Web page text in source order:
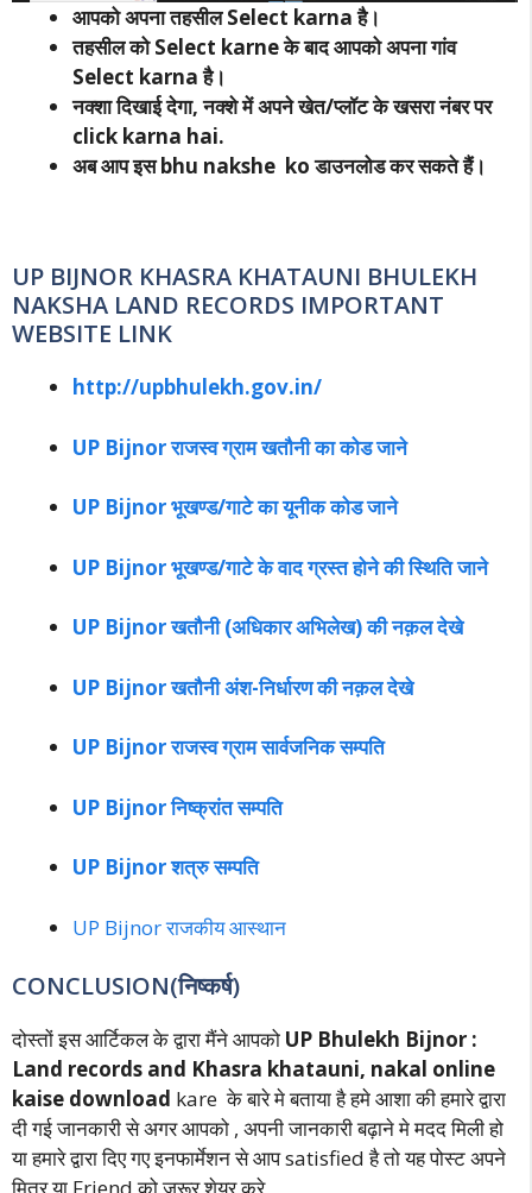
आपको अपना तहसील Select karna है।
तहसील को Select karne के बाद आपको अपना गांव
Select karna है।
नक्शा दिखाई देगा, नक्शे में अपने खेत/प्लॉट के खसरा नंबर पर
click karna hai.
अब आप इस bhu nakshe ko डाउनलोड कर सकते हैं।
UP BIJNOR KHASRA KHATAUNI BHULEKH
NAKSHA LAND RECORDS IMPORTANT
WEBSITE LINK
http://upbhulekh.gov.in/
UP Bijnor राजस्व ग्राम खतौनी का कोड जाने
UP Bijnor भूखण्ड/गाटे का यूनीक कोड जाने
UP Bijnor भूखण्ड/गाटे के वाद ग्रस्त होने की स्थिति जाने
UP Bijnor खतौनी (अधिकार अभिलेख) की नक़ल देखे
UP Bijnor खतौनी अंश-निर्धारण की नक़ल देखे
UP Bijnor राजस्व ग्राम सार्वजनिक सम्पति
UP Bijnor निष्क्रांत सम्पति
UP Bijnor शत्रु सम्पति
UP Bijnor राजकीय आस्थान
CONCLUSION(निष्कर्ष)
दोस्तों इस आर्टिकल के द्वारा मैंने आपको UP Bhulekh Bijnor :
Land records and Khasra khatauni, nakal online
kaise download kare के बारे मे बताया है हमे आशा की हमारे द्वारा
दी गई जानकारी से अगर आपको , अपनी जानकारी बढ़ाने मे मदद मिली हो
या हमारे द्वारा दिए गए इनफार्मेशन से आप satisfied है तो यह पोस्ट अपने